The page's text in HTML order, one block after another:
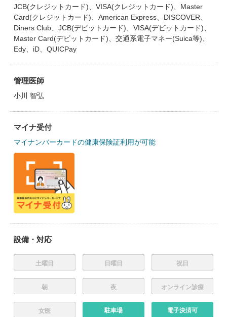
JCB(クレジットカード)、VISA(クレジットカード)、Master
Card(クレジットカード)、American Express、DISCOVER、
Diners Club、JCB(デビットカード)、VISA(デビットカード)、
Master Card(デビットカード)、交通系電子マネー(Suica等)、
Edy、iD、QUICPay
管理医師
小川 智弘
マイナ受付
マイナンバーカードの健康保険証利用が可能
設備・対応
土曜日 日曜日 祝日
朝 夜 オンライン診療
女医 駐車場 電子決済可